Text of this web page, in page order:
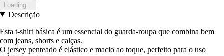
Loading...
Descrição
Esta t-shirt básica é um essencial do guarda-roupa que combina bem
com jeans, shorts e calças.
O jersey penteado é elástico e macio ao toque, perfeito para o uso